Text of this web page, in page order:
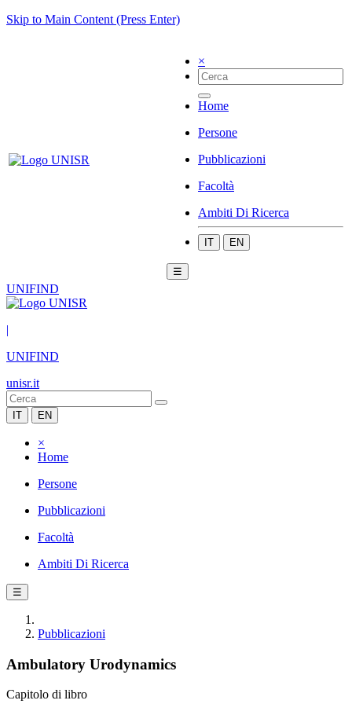
Skip to Main Content (Press Enter)
×
Home
Persone
Pubblicazioni
Facoltà
Ambiti Di Ricerca
IT EN
☰
UNIFIND
|
UNIFIND
unisr.it
IT EN
×
Home
Persone
Pubblicazioni
Facoltà
Ambiti Di Ricerca
☰
Pubblicazioni
Ambulatory Urodynamics
Capitolo di libro